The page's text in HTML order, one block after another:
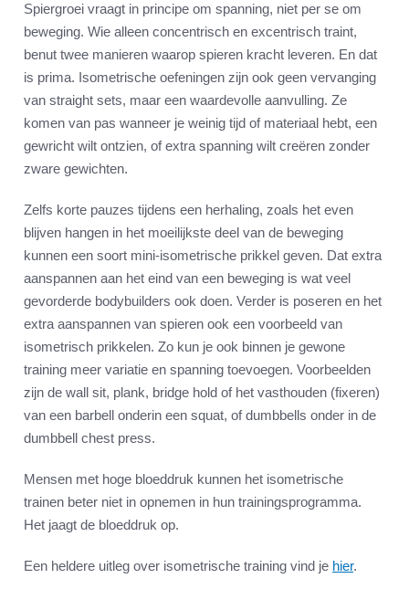
Spiergroei vraagt in principe om spanning, niet per se om
beweging. Wie alleen concentrisch en excentrisch traint,
benut twee manieren waarop spieren kracht leveren. En dat
is prima. Isometrische oefeningen zijn ook geen vervanging
van straight sets, maar een waardevolle aanvulling. Ze
komen van pas wanneer je weinig tijd of materiaal hebt, een
gewricht wilt ontzien, of extra spanning wilt creëren zonder
zware gewichten.
Zelfs korte pauzes tijdens een herhaling, zoals het even
blijven hangen in het moeilijkste deel van de beweging
kunnen een soort mini-isometrische prikkel geven. Dat extra
aanspannen aan het eind van een beweging is wat veel
gevorderde bodybuilders ook doen. Verder is poseren en het
extra aanspannen van spieren ook een voorbeeld van
isometrisch prikkelen. Zo kun je ook binnen je gewone
training meer variatie en spanning toevoegen. Voorbeelden
zijn de wall sit, plank, bridge hold of het vasthouden (fixeren)
van een barbell onderin een squat, of dumbbells onder in de
dumbbell chest press.
Mensen met hoge bloeddruk kunnen het isometrische
trainen beter niet in opnemen in hun trainingsprogramma.
Het jaagt de bloeddruk op.
Een heldere uitleg over isometrische training vind je hier.